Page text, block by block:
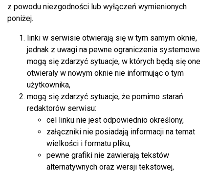
z powodu niezgodności lub wyłączeń wymienionych
poniżej.
linki w serwisie otwierają się w tym samym oknie,
jednak z uwagi na pewne ograniczenia systemowe
mogą się zdarzyć sytuacje, w których będą się one
otwierały w nowym oknie nie informując o tym
użytkownika,
mogą się zdarzyć sytuacje, że pomimo starań
redaktorów serwisu:
cel linku nie jest odpowiednio określony,
załączniki nie posiadają informacji na temat
wielkości i formatu pliku,
pewne grafiki nie zawierają tekstów
alternatywnych oraz wersji tekstowej,